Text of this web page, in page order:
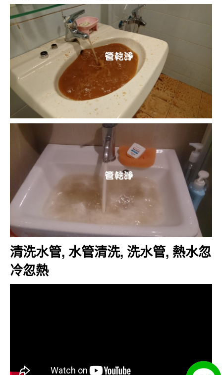
清洗水管, 水管清洗, 洗水管, 熱水忽
冷忽熱